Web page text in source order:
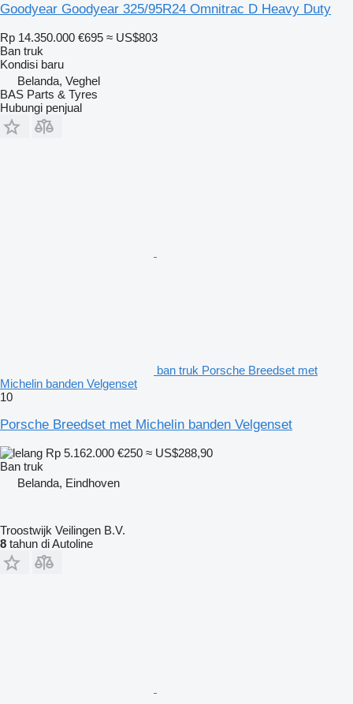
Goodyear Goodyear 325/95R24 Omnitrac D Heavy Duty
Rp 14.350.000 €695 ≈ US$803
Ban truk
Kondisi baru
Belanda, Veghel
BAS Parts & Tyres
Hubungi penjual
ban truk Porsche Breedset met
Michelin banden Velgenset
10
Porsche Breedset met Michelin banden Velgenset
Rp 5.162.000 €250 ≈ US$288,90
Ban truk
Belanda, Eindhoven
Troostwijk Veilingen B.V.
8 tahun di Autoline